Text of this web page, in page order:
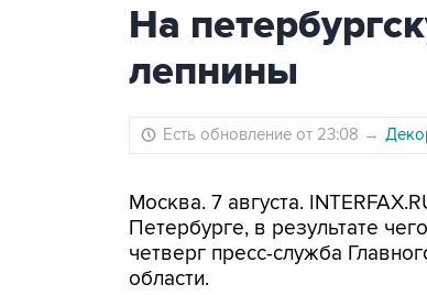
На
лепнины
Есть обновление от 23:08 →
Москва. 7 августа.
Петербурге, в результате
четверг пресс-служба
области.